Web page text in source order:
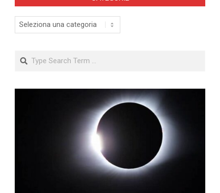
Categorie
Search